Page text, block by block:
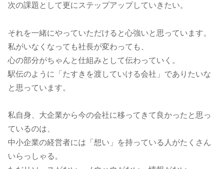
次の課題として更にステップアップしていきたい。
それを一緒にやっていただけると心強いと思っています。
私がいなくなっても社長が変わっても、
心の部分がちゃんと仕組みとして伝わっていく。
駅伝のように「たすきを渡していける会社」でありたいな
と思っています。
私自身、大企業から今の会社に移ってきて良かったと思っ
ているのは、
中小企業の経営者には「想い」を持っている人がたくさん
いらっしゃる。